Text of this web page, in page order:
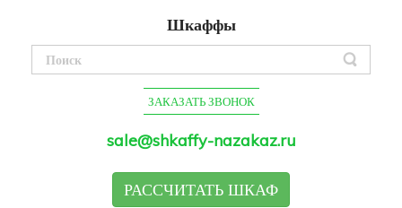
Шкаффы
ЗАКАЗАТЬ ЗВОНОК
sale@shkaffy-nazakaz.ru
РАССЧИТАТЬ ШКАФ